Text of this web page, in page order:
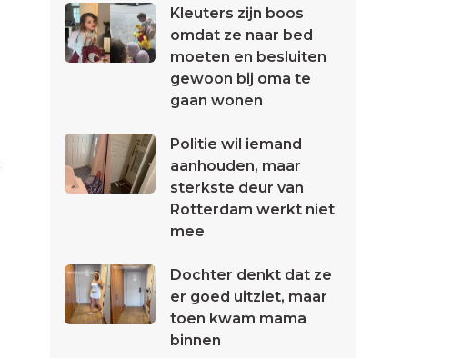
Kleuters zijn boos
omdat ze naar bed
moeten en besluiten
gewoon bij oma te
gaan wonen
Politie wil iemand
aanhouden, maar
sterkste deur van
Rotterdam werkt niet
mee
Dochter denkt dat ze
er goed uitziet, maar
toen kwam mama
binnen